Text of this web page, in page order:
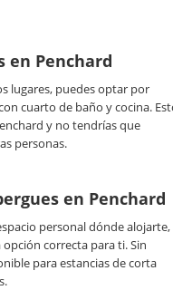
en Penchard
lugares, puedes optar por
cuarto de baño y cocina.
y no tendrías que
personas.
en Penchard
personal dónde alojarte,
correcta para ti. Sin
para estancias de corta